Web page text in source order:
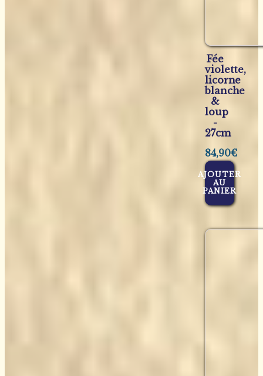
Fée
violette,
licorne
blanche
&
loup
-
27cm
84,90€
AJOUTER
AU
PANIER